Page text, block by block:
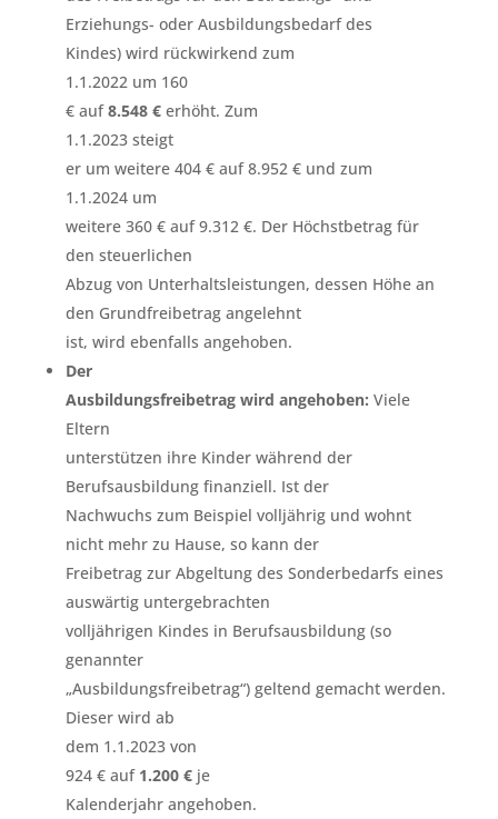
Erziehungs- oder Ausbildungsbedarf des
Kindes) wird rückwirkend zum
1.1.2022 um 160
€ auf8.548 €erhöht. Zum
1.1.2023 steigt
er um weitere 404 € auf 8.952 € und zum
1.1.2024 um
weitere 360 € auf 9.312 €. Der Höchstbetrag für
den steuerlichen
Abzug von Unterhaltsleistungen, dessen Höhe an
den Grundfreibetrag angelehnt
ist, wird ebenfalls angehoben.
Der
Ausbildungsfreibetrag wird angehoben: Viele
Eltern
unterstützen ihre Kinder während der
Berufsausbildung finanziell. Ist der
Nachwuchs zum Beispiel volljährig und wohnt
nicht mehr zu Hause, so kann der
Freibetrag zur Abgeltung des Sonderbedarfs eines
auswärtig untergebrachten
volljährigen Kindes in Berufsausbildung (so
genannter
„Ausbildungsfreibetrag“) geltend gemacht werden.
Dieser wird ab
dem 1.1.2023 von
924 € auf 1.200 €je
Kalenderjahr angehoben.